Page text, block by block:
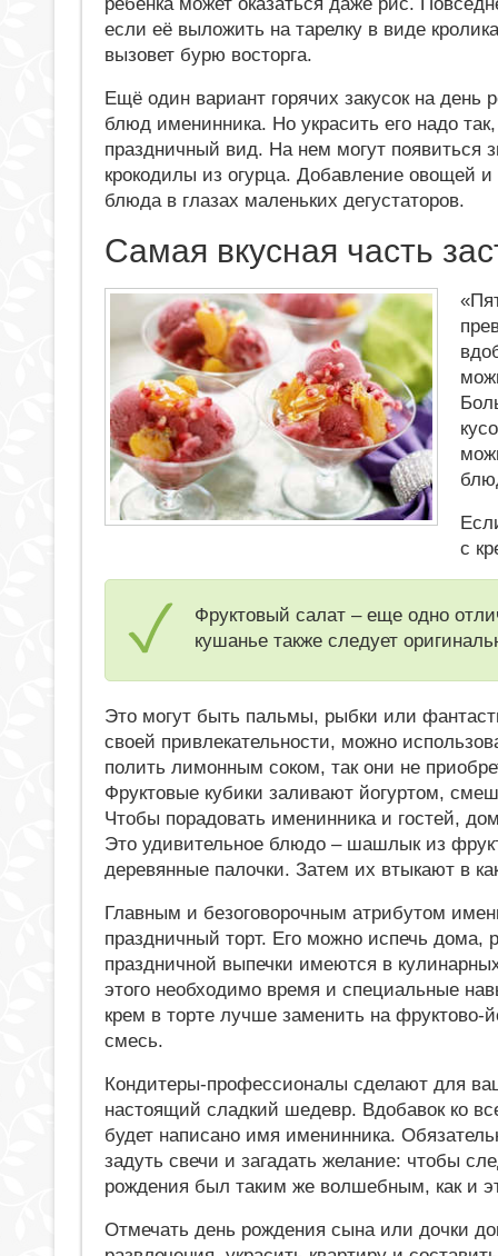
ребенка может оказаться даже рис.
если её выложить на тарелку в виде
вызовет бурю восторга.
Ещё один вариант горячих закусок на
блюд именинника. Но украсить его надо
праздничный вид. На нем могут появиться
крокодилы из огурца. Добавление овощей
блюда в глазах маленьких дегустаторов.
Самая вкусная часть
с
Фруктовый салат – еще одно
кушанье также следует
Это могут быть пальмы, рыбки или
своей привлекательности, можно
полить лимонным соком, так они не
Фруктовые кубики заливают йогуртом,
Чтобы порадовать именинника и гостей,
Это удивительное блюдо – шашлык из
деревянные палочки. Затем их втыкают в
Главным и безоговорочным атрибутом
праздничный торт. Его можно испечь дома,
праздничной выпечки имеются в
этого необходимо время и специальные
крем в торте лучше заменить на фруктово-
смесь.
Кондитеры-профессионалы сделают для
настоящий сладкий шедевр. Вдобавок ко
будет написано имя именинника.
задуть свечи и загадать желание: чтобы
рождения был таким же волшебным, как и
Отмечать день рождения сына или дочки